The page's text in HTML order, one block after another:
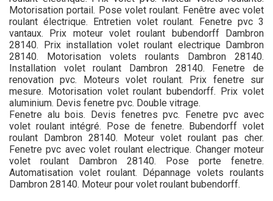
Motorisation portail. Pose volet roulant. Fenêtre avec volet
roulant électrique. Entretien volet roulant. Fenetre pvc 3
vantaux. Prix moteur volet roulant bubendorff Dambron
28140. Prix installation volet roulant electrique Dambron
28140. Motorisation volets roulants Dambron 28140.
Installation volet roulant Dambron 28140. Fenetre de
renovation pvc. Moteurs volet roulant. Prix fenetre sur
mesure. Motorisation volet roulant bubendorff. Prix volet
aluminium. Devis fenetre pvc. Double vitrage.
Fenetre alu bois. Devis fenetres pvc. Fenetre pvc avec
volet roulant intégré. Pose de fenetre. Bubendorff volet
roulant Dambron 28140. Moteur volet roulant pas cher.
Fenetre pvc avec volet roulant electrique. Changer moteur
volet roulant Dambron 28140. Pose porte fenetre.
Automatisation volet roulant. Dépannage volets roulants
Dambron 28140. Moteur pour volet roulant bubendorff.